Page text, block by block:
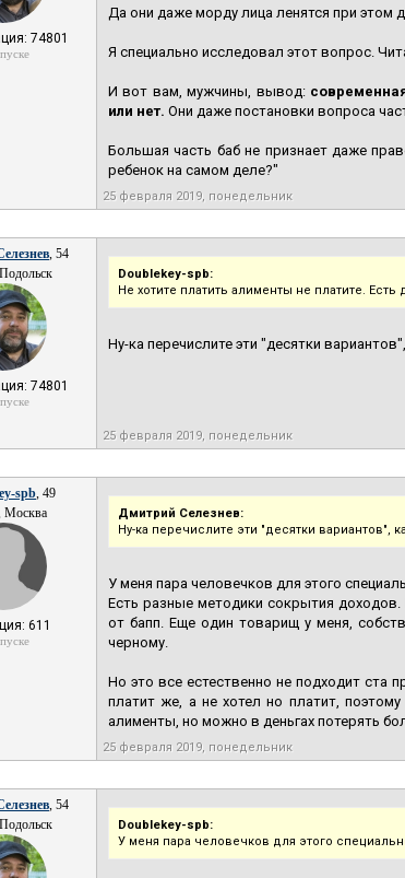
74801
Да они даже морду лица ленятся при этом
Я специально исследовал этот вопрос.
И вот вам, мужчины, вывод:
или нет. Они даже постановки вопроса
Большая часть баб не признает даже
ребенок на самом деле?"
25 февраля 2019, понедельник
, 54
74801
Doublekey-spb:
Не хотите платить алименты не платите.
Ну-ка перечислите эти "десятки
25 февраля 2019, понедельник
spb, 49
Москва
611
Дмитрий Селезнев:
Ну-ка перечислите эти "десятки
У меня пара человечков для этого
Есть разные методики сокрытия доходов.
от бапп. Еще один товарищ у меня,
черному.
Но это все естественно не подходит ста
платит же, а не хотел но платит,
алименты, но можно в деньгах потерять
25 февраля 2019, понедельник
, 54
Doublekey-spb:
У меня пара человечков для этого